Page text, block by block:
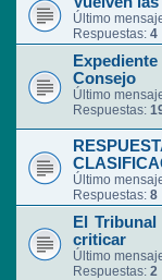
Último
Respuestas: 4
Consejo
Último
Respuestas:
Último
Respuestas: 8
El
criticar
Último
Respuestas: 2